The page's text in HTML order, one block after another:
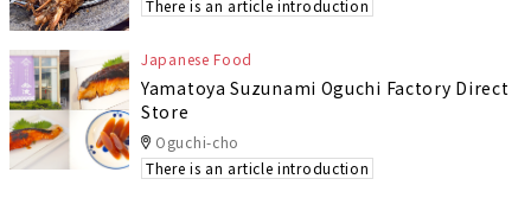
There is an article introduction
Japanese Food
Yamatoya Suzunami Oguchi Factory Direct
Store
Oguchi-cho
There is an article introduction